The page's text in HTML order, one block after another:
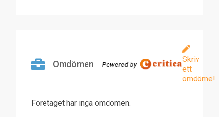
Omdömen
Skriv
ett
omdöme!
Företaget har inga omdömen.